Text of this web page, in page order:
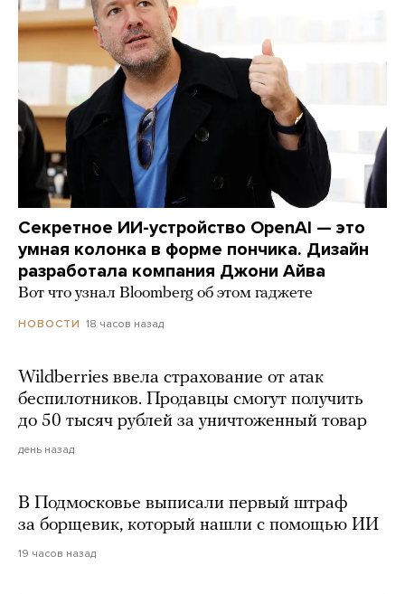
Секретное ИИ-устройство OpenAI — это
умная колонка в форме пончика. Дизайн
разработала компания Джони Айва
Вот что узнал Bloomberg об этом гаджете
НОВОСТИ 18 часов назад
Wildberries ввела страхование от атак
беспилотников. Продавцы смогут получить
до 50 тысяч рублей за уничтоженный товар
день назад
В Подмосковье выписали первый штраф
за борщевик, который нашли с помощью ИИ
19 часов назад